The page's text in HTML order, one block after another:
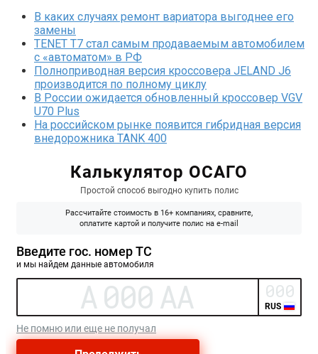
В каких случаях ремонт вариатора выгоднее его
замены
TENET T7 стал самым продаваемым автомобилем
с «автоматом» в РФ
Полноприводная версия кроссовера JELAND J6
производится по полному циклу
В России ожидается обновленный кроссовер VGV
U70 Plus
На российском рынке появится гибридная версия
внедорожника TANK 400